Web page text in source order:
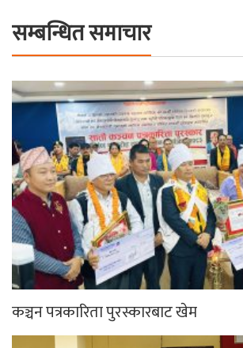
सम्बन्धित समाचार
कञ्चन पत्रकारिता पुरस्कारबाट खेम